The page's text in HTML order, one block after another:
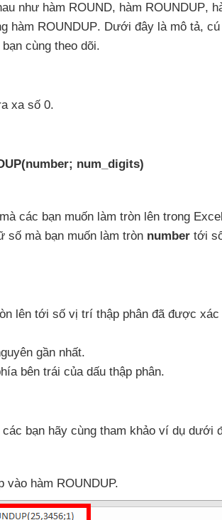
như hàm ROUND, hàm ROUNDUP,
hàm ROUNDUP. Dưới đây là mô tả, cú
cùng theo dõi.
xa số 0.
num_digits)
mà các bạn muốn làm tròn lên trong
số mà bạn muốn làm tròn number tới
lên tới số vị trí thập phân đã được xác
gần nhất.
bên trái của dấu thập phân.
các bạn hãy cùng tham khảo ví dụ dưới
vào hàm ROUNDUP.